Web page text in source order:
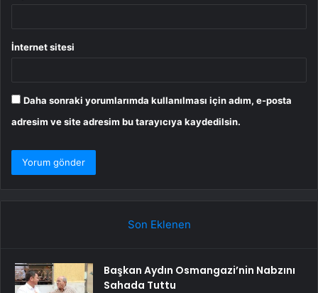
İnternet sitesi
Daha sonraki yorumlarımda kullanılması için adım, e-posta
adresim ve site adresim bu tarayıcıya kaydedilsin.
Son Eklenen
Başkan Aydın Osmangazi’nin Nabzını
Sahada Tuttu